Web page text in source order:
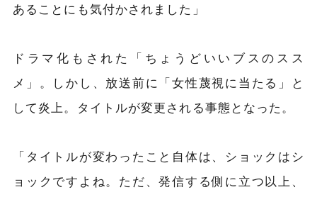
あることにも気付かされました」
ドラマ化もされた「ちょうどいいブスのスス
メ」。しかし、放送前に「女性蔑視に当たる」と
して炎上。タイトルが変更される事態となった。
「タイトルが変わったこと自体は、ショックはシ
ョックですよね。ただ、発信する側に立つ以上、